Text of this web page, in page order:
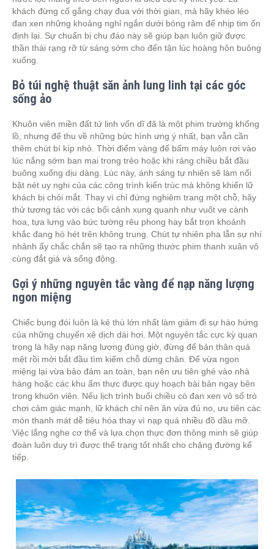
khách đừng cố gắng chạy đua với thời gian, mà hãy khéo léo
đan xen những khoảng nghỉ ngắn dưới bóng râm để nhịp tim ổn
định lại. Sự chuẩn bị chu đáo này sẽ giúp bạn luôn giữ được
thần thái rạng rỡ từ sáng sớm cho đến tận lúc hoàng hôn buông
xuống.
Bỏ túi nghệ thuật săn ảnh lung linh tại các góc
sống ảo
Khuôn viên miền đất tứ linh vốn dĩ đã là một phim trường khổng
lồ, nhưng để thu về những bức hình ưng ý nhất, bạn vẫn cần
thêm chút bí kíp nhỏ. Thời điểm vàng để bấm máy luôn rơi vào
lúc nắng sớm ban mai trong trẻo hoặc khi ráng chiều bắt đầu
buông xuống dịu dàng. Lúc này, ánh sáng tự nhiên sẽ làm nổi
bật nét uy nghi của các công trình kiến trúc mà không khiến lữ
khách bị chói mắt. Thay vì chỉ đứng nghiêm trang một chỗ, hãy
thử tương tác với các bối cảnh xung quanh như vuốt ve cành
hoa, tựa lưng vào bức tường rêu phong hay bắt trọn khoảnh
khắc đang hò hét trên không trung. Chút tự nhiên pha lẫn sự nhí
nhảnh ấy chắc chắn sẽ tạo ra những thước phim thanh xuân vô
cùng đắt giá và sống động.
Gợi ý những nguyên tắc vàng để nạp năng lượng
ngon miệng
Chiếc bụng đói luôn là kẻ thù lớn nhất làm giảm đi sự hào hứng
của những chuyến xê dịch dài hơi. Một nguyên tắc cực kỳ quan
trọng là hãy nạp năng lượng đúng giờ, đừng để bản thân quá
mệt rồi mới bắt đầu tìm kiếm chỗ dừng chân. Để vừa ngon
miệng lại vừa bảo đảm an toàn, bạn nên ưu tiên ghé vào nhà
hàng hoặc các khu ẩm thực được quy hoạch bài bản ngay bên
trong khuôn viên. Nếu lịch trình buổi chiều có đan xen vô số trò
chơi cảm giác mạnh, lữ khách chỉ nên ăn vừa đủ no, ưu tiên các
món thanh mát dễ tiêu hóa thay vì nạp quá nhiều đồ dầu mỡ.
Việc lắng nghe cơ thể và lựa chọn thực đơn thông minh sẽ giúp
đoàn luôn duy trì được thể trạng tốt nhất cho chặng đường kế
tiếp.